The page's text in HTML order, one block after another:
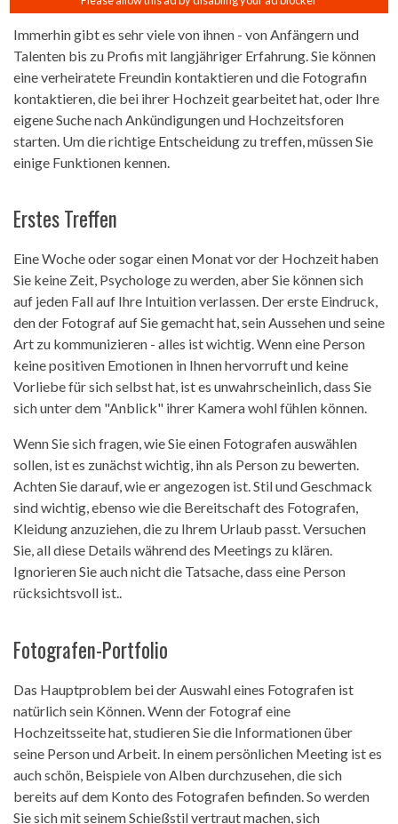
Immerhin gibt es sehr viele von ihnen - von Anfängern und
Talenten bis zu Profis mit langjähriger Erfahrung. Sie können
eine verheiratete Freundin kontaktieren und die Fotografin
kontaktieren, die bei ihrer Hochzeit gearbeitet hat, oder Ihre
eigene Suche nach Ankündigungen und Hochzeitsforen
starten. Um die richtige Entscheidung zu treffen, müssen Sie
einige Funktionen kennen.
Erstes Treffen
Eine Woche oder sogar einen Monat vor der Hochzeit haben
Sie keine Zeit, Psychologe zu werden, aber Sie können sich
auf jeden Fall auf Ihre Intuition verlassen. Der erste Eindruck,
den der Fotograf auf Sie gemacht hat, sein Aussehen und seine
Art zu kommunizieren - alles ist wichtig. Wenn eine Person
keine positiven Emotionen in Ihnen hervorruft und keine
Vorliebe für sich selbst hat, ist es unwahrscheinlich, dass Sie
sich unter dem "Anblick" ihrer Kamera wohl fühlen können.
Wenn Sie sich fragen, wie Sie einen Fotografen auswählen
sollen, ist es zunächst wichtig, ihn als Person zu bewerten.
Achten Sie darauf, wie er angezogen ist. Stil und Geschmack
sind wichtig, ebenso wie die Bereitschaft des Fotografen,
Kleidung anzuziehen, die zu Ihrem Urlaub passt. Versuchen
Sie, all diese Details während des Meetings zu klären.
Ignorieren Sie auch nicht die Tatsache, dass eine Person
rücksichtsvoll ist..
Fotografen-Portfolio
Das Hauptproblem bei der Auswahl eines Fotografen ist
natürlich sein Können. Wenn der Fotograf eine
Hochzeitsseite hat, studieren Sie die Informationen über
seine Person und Arbeit. In einem persönlichen Meeting ist es
auch schön, Beispiele von Alben durchzusehen, die sich
bereits auf dem Konto des Fotografen befinden. So werden
Sie sich mit seinem Schießstil vertraut machen, sich